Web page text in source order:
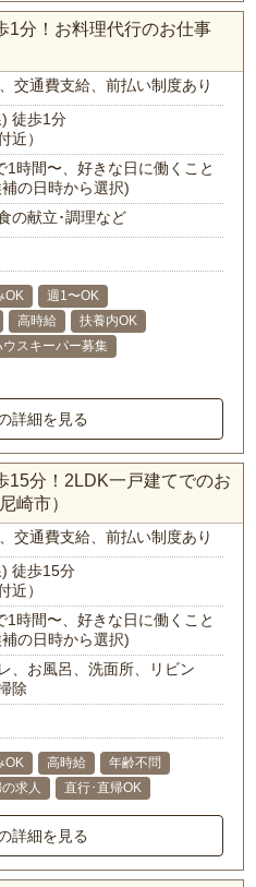
1分！お料理代行のお仕事
、交通費支給、前払い制度あり
徒歩1分
近）
1時間〜、好きな日に働くこと
の日時から選択)
の献立･調理など
OK
週1〜OK
高時給
扶養内OK
ウスキーパー募集
詳細を見る
15分！2LDK一戸建てでのお
崎市）
、交通費支給、前払い制度あり
徒歩15分
近）
1時間〜、好きな日に働くこと
の日時から選択)
、お風呂、洗面所、リビン
除
OK 高時給
年齢不問
求人 直行･直帰OK
詳細を見る